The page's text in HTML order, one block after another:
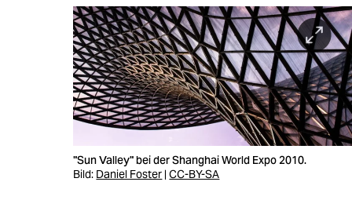
wahrheit
"Sun Valley" bei der Shanghai World Expo 2010.
Bild: Daniel Foster |CC-BY-SA